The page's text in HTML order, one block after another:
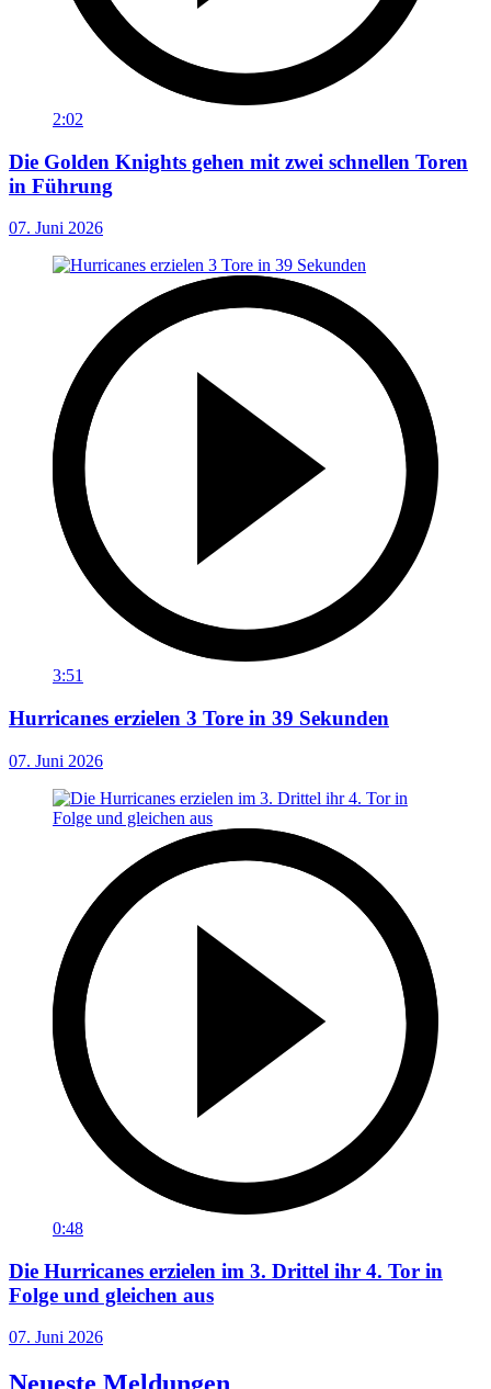
2:02
Die Golden Knights gehen mit zwei schnellen Toren
in Führung
07. Juni 2026
3:51
Hurricanes erzielen 3 Tore in 39 Sekunden
07. Juni 2026
0:48
Die Hurricanes erzielen im 3. Drittel ihr 4. Tor in
Folge und gleichen aus
07. Juni 2026